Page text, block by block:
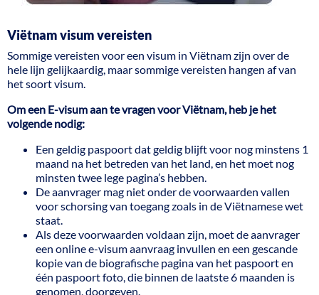
Viëtnam visum vereisten
Sommige vereisten voor een visum in Viëtnam zijn over de
hele lijn gelijkaardig, maar sommige vereisten hangen af van
het soort visum.
Om een E-visum aan te vragen voor Viëtnam, heb je het
volgende nodig:
Een geldig paspoort dat geldig blijft voor nog minstens 1
maand na het betreden van het land, en het moet nog
minsten twee lege pagina’s hebben.
De aanvrager mag niet onder de voorwaarden vallen
voor schorsing van toegang zoals in de Viëtnamese wet
staat.
Als deze voorwaarden voldaan zijn, moet de aanvrager
een online e-visum aanvraag invullen en een gescande
kopie van de biografische pagina van het paspoort en
één paspoort foto, die binnen de laatste 6 maanden is
genomen, doorgeven.